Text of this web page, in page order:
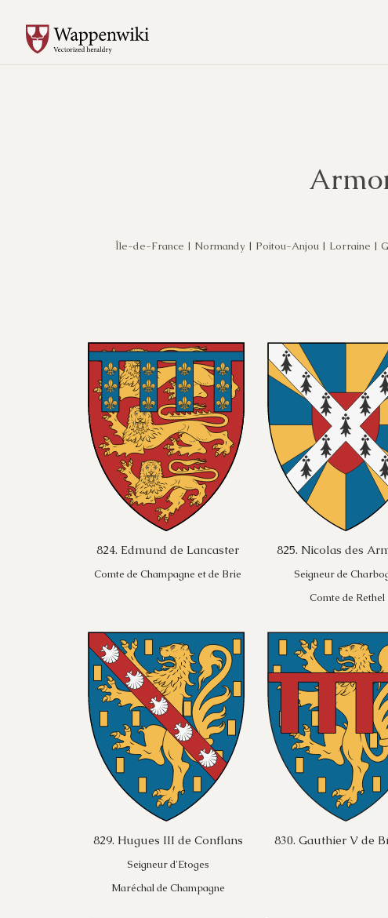
Île-de-France | Normandy | Poitou-Anjou| Lorraine |
824. Edmund de Lancaster
Comte de Champagne et de Brie
825. Nicolas des
Seigneur de
Comte de Rethel
829. Hugues III de Conflans
Seigneur d'Etoges
Maréchal de Champagne
830. Gauthier V de